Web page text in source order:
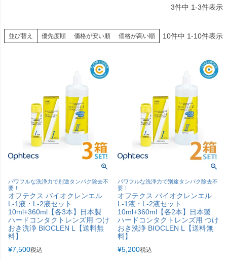
3件中 1-3件表示
並び替え 優先度順 価格が安い順 価格が高い順 10件中 1-10件表示
パワフルな洗浄力で別途タンパク除去不
要！
オフテクス バイオクレンエル
L-1液・L-2液セット
10ml+360ml【各3本】日本製
ハードコンタクトレンズ用 つけ
おき洗浄 BIOCLEN L【送料無
料】
¥7,500税込
パワフルな洗浄力で別途タンパク除去不
要！
オフテクス バイオクレンエル
L-1液・L-2液セット
10ml+360ml【各2本】日本製
ハードコンタクトレンズ用 つけ
おき洗浄 BIOCLEN L【送料無
料】
¥5,200税込